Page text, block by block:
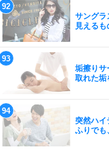
サングラ
見えるも
垢擦りサ
取れた垢
突然ハイ
ふりでも